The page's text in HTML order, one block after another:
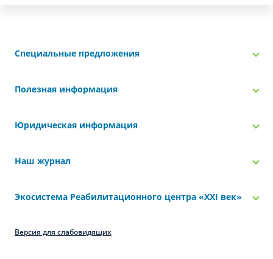
Специальные предложения
Полезная информация
Юридическая информация
Наш журнал
Экосистема Реабилитационного центра «‎XXI век»
Версия для слабовидящих